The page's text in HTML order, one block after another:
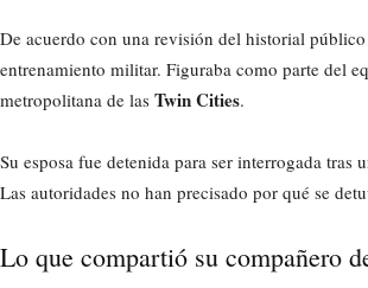
De acuerdo con una revisión del historial
entrenamiento militar. Figuraba como parte del
metropolitana de las Twin Cities.
Su esposa fue detenida para ser interrogada
Las autoridades no han precisado por qué se
Lo que compartió su compañero